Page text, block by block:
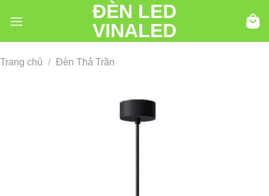
đến
ĐÈN LED
VINALED
Trang chủ / Đèn Thả Trần